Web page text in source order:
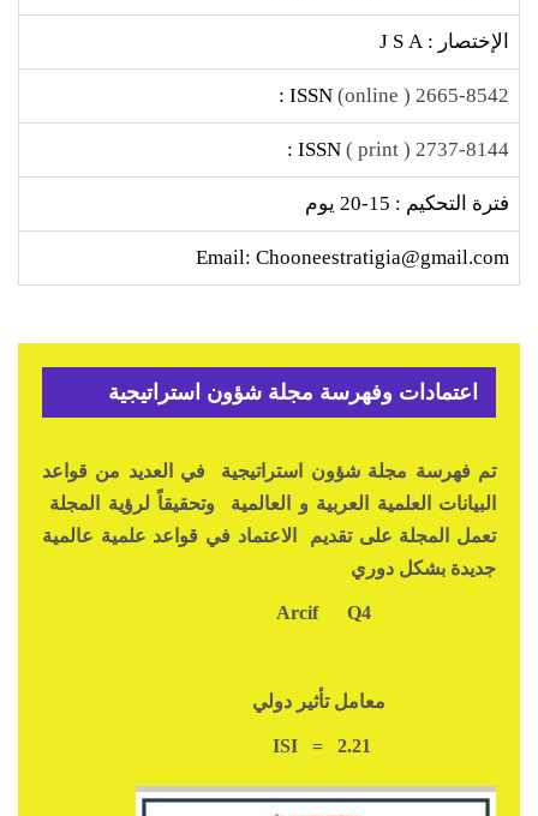
الإختصار : J S A
2665-8542 ( online)
2737-8144 ( print )
فترة التحكيم : 15-20 يوم
Email: Chooneestratigia@gmail.com
اعتمادات وفهرسة مجلة شؤون استراتيجية
تم فهرسة مجلة شؤون استراتيجية في العديد من قواعد
البيانات العلمية العربية و العالمية وتحقيقاً لرؤية المجلة
تعمل المجلة على تقديم الاعتماد في قواعد علمية عالمية
جديدة بشكل دوري
Q4
معامل تأثير دولي